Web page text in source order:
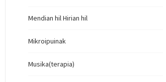
Mendian hil Hirian hil
Mikroipuinak
Musika(terapia)